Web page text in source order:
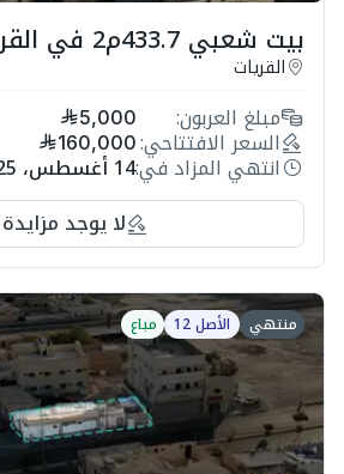
بيت شعبي 433.7م2 في القريات
القريات
مبلغ العربون: 5,000
السعر الافتتاحي: 160,000
انتهي المزاد في:14 أغسطس، 2025
لا يوجد مزايدة
منتهي الأصل 12 مباع